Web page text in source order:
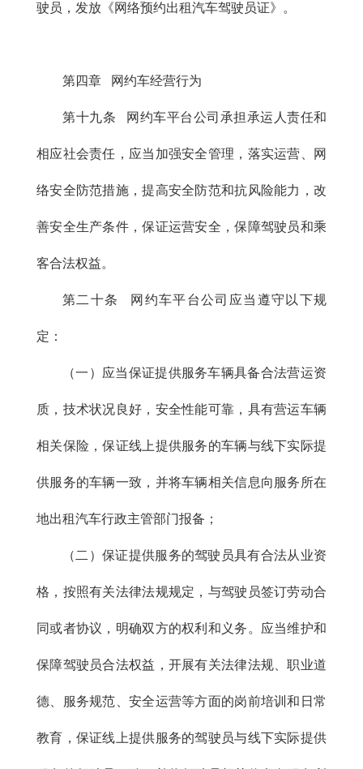
驶员，发放《网络预约出租汽车驾驶员证》。
第四章 网约车经营行为
第十九条 网约车平台公司承担承运人责任和
相应社会责任，应当加强安全管理，落实运营、网
络安全防范措施，提高安全防范和抗风险能力，改
善安全生产条件，保证运营安全，保障驾驶员和乘
客合法权益。
第二十条 网约车平台公司应当遵守以下规
定：
（一）应当保证提供服务车辆具备合法营运资
质，技术状况良好，安全性能可靠，具有营运车辆
相关保险，保证线上提供服务的车辆与线下实际提
供服务的车辆一致，并将车辆相关信息向服务所在
地出租汽车行政主管部门报备；
（二）保证提供服务的驾驶员具有合法从业资
格，按照有关法律法规规定，与驾驶员签订劳动合
同或者协议，明确双方的权利和义务。应当维护和
保障驾驶员合法权益，开展有关法律法规、职业道
德、服务规范、安全运营等方面的岗前培训和日常
教育，保证线上提供服务的驾驶员与线下实际提供